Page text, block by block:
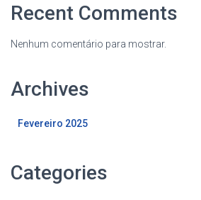
Recent Comments
Nenhum comentário para mostrar.
Archives
Fevereiro 2025
Categories